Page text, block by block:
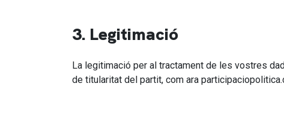
3. Legitimació
La legitimació per al tractament de les vostres
de titularitat del partit, com ara